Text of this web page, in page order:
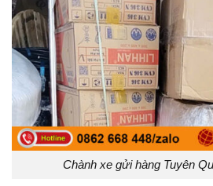
Chành xe gửi hàng Tuyên